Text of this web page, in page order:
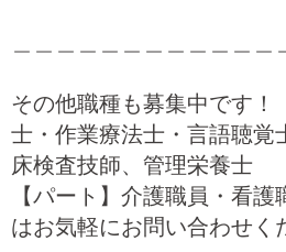
その他職種も募集中です！
士・作業療法士・言語聴覚
床検査技師、管理栄養士
【パート】介護職員・看
はお気軽にお問い合わせく